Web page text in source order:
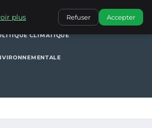
POLITIQUES ENVIRONNEMENTALES
CLIMATIQUE
plus Refuser Accepter